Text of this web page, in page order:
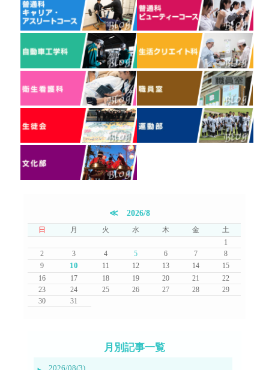
≪ 2026/8
日 月 火 水 木 金
土
1
2
3 4 5 6 7
8
9
10 11 12 13 14
15
16
17 18 19 20 21
22
23
24 25 26 27 28
29
30
31
月別記事一覧
2026/08(3)